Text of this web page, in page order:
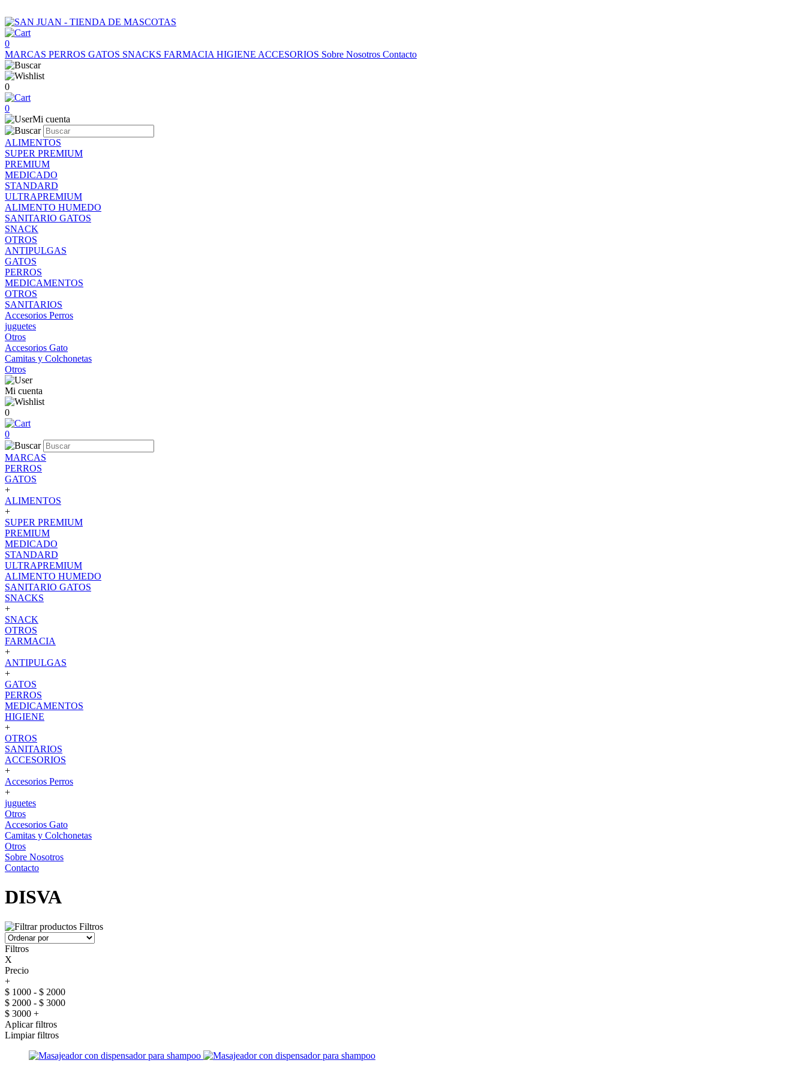
0
MARCAS PERROS GATOS SNACKS FARMACIA HIGIENE ACCESORIOS Sobre Nosotros Contacto
0
0
Mi cuenta
ALIMENTOS
SUPER PREMIUM
PREMIUM
MEDICADO
STANDARD
ULTRAPREMIUM
ALIMENTO HUMEDO
SANITARIO GATOS
SNACK
OTROS
ANTIPULGAS
GATOS
PERROS
MEDICAMENTOS
OTROS
SANITARIOS
Accesorios Perros
juguetes
Otros
Accesorios Gato
Camitas y Colchonetas
Otros
Mi cuenta
0
0
MARCAS
PERROS
GATOS
+
ALIMENTOS
+
SUPER PREMIUM
PREMIUM
MEDICADO
STANDARD
ULTRAPREMIUM
ALIMENTO HUMEDO
SANITARIO GATOS
SNACKS
+
SNACK
OTROS
FARMACIA
+
ANTIPULGAS
+
GATOS
PERROS
MEDICAMENTOS
HIGIENE
+
OTROS
SANITARIOS
ACCESORIOS
+
Accesorios Perros
+
juguetes
Otros
Accesorios Gato
Camitas y Colchonetas
Otros
Sobre Nosotros
Contacto
DISVA
Filtros
Filtros
X
Precio
+
$ 1000 - $ 2000
$ 2000 - $ 3000
$ 3000 +
Aplicar filtros
Limpiar filtros